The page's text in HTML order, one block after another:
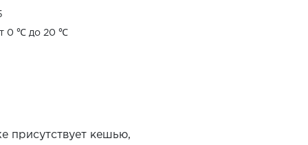
0 ℃ до 20 ℃
присутствует кешью,